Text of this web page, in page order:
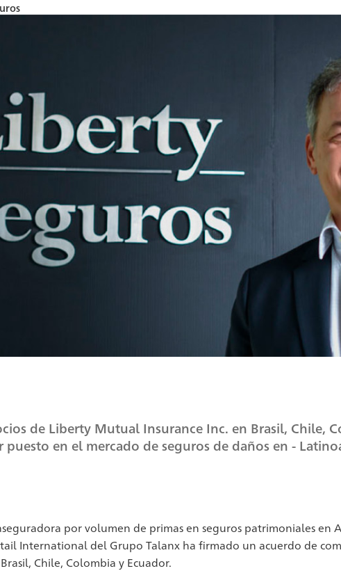
de Liberty Mutual Insurance Inc. en Brasil, Chile,
en el mercado de seguros de daños en -
por volumen de primas en seguros patrimoniales en
International del Grupo Talanx ha firmado un acuerdo de
Chile, Colombia y Ecuador.